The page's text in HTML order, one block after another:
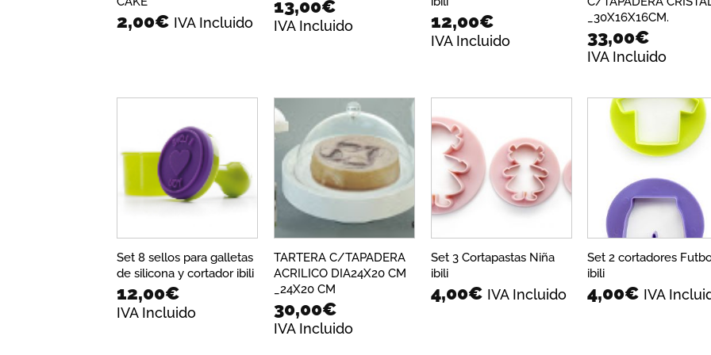
2,00€ IVA Incluido
13,00€
IVA Incluido 12,00€
IVA Incluido
_30X16X16CM.
33,00€
IVA Incluido
Añadir
lista de
deseos
Set 8 sellos para galletas
de silicona y cortador ibili
12,00€
IVA Incluido
Añadir
a la
lista de
deseos
TARTERA C/TAPADERA
ACRILICO DIA24X20 CM
_24X20 CM
30,00€
IVA Incluido
Añadir
a la
lista de
deseos
Set 3 Cortapastas Niña
ibili
4,00€ IVA Incluido
Añadir
Set 2 cortadores
ibili
4,00€ IVA